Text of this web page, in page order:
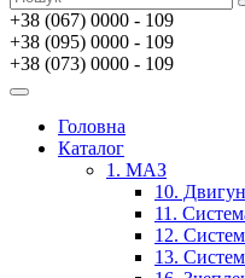
+38 (067) 0000 - 109
+38 (095) 0000 - 109
+38 (073) 0000 - 109
Головна
Каталог
1. МАЗ
10.
11.
12.
13.